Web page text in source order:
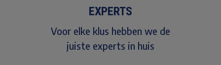
EXPERTS
Voor elke klus hebben we de
juiste experts in huis